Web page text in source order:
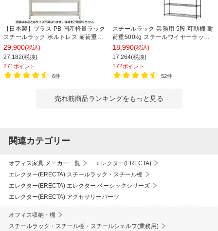
【日本製】プラス PB 国産軽量ラック
スチールラック ボルトレス 耐荷重
150kg/段 天地6段 幅1812×奥行462×
高さ2100mm スチール棚 スチールシ
ェルフ 収納棚 オープンラック 収納ラ
ック
29,900(税込)
27,182(税抜)
271 ポイント
6件
スチールラック 業務用 5段 可動棚 耐
荷重500kg スチールワイヤーラック
シェルゴ 幅1515×奥行460×高さ
1740mm
18,990(税込)
17,264(税抜)
172ポイント
52件
売れ筋商品ランキングをもっと見る
関連カテゴリー
オフィス家具 メーカー一覧
エレクター(ERECTA)
エレクター(ERECTA) スチールラック・スチール棚
エレクター(ERECTA) エレクター ベーシックシリーズ
エレクター(ERECTA) アクセサリーパーツ
オフィス収納・棚
スチールラック・スチール棚・スチールシェルフ(業務用)